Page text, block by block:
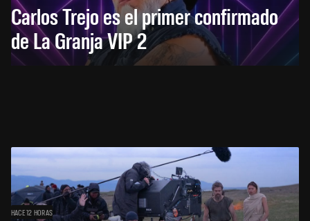
Carlos Trejo es el primer confirmado
de La Granja VIP 2
HACE 12 HORAS